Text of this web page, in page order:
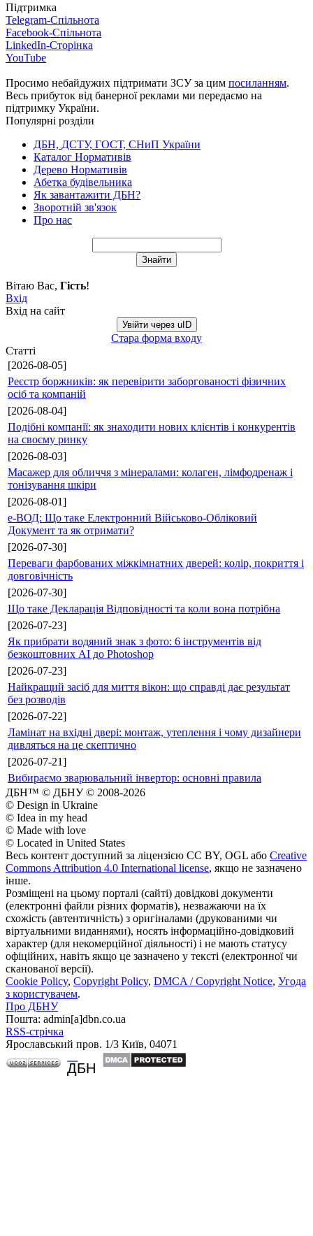
Підтримка
Telegram-Спільнота
Facebook-Спільнота
LinkedIn-Сторінка
YouTube
Просимо небайдужих підтримати ЗСУ за цим посиланням.
Весь прибуток від банерної реклами ми передаємо на
підтримку України.
Популярні розділи
ДБН, ДСТУ, ГОСТ, СНиП України
Каталог Нормативів
Дерево Нормативів
Абетка будівельника
Як завантажити ДБН?
Зворотній зв'язок
Про нас
Вітаю Вас, Гість!
Вхід
Вхід на сайт
Увійти через uID
Стара форма входу
Статті
[2026-08-05]
Реєстр боржників: як перевірити заборгованості фізичних
осіб та компаній
[2026-08-04]
Подібні компанії: як знаходити нових клієнтів і конкурентів
на своєму ринку
[2026-08-03]
Масажер для обличчя з мінералами: колаген, лімфодренаж і
тонізування шкіри
[2026-08-01]
е-ВОД: Що таке Електронний Військово-Обліковий
Документ та як отримати?
[2026-07-30]
Переваги фарбованих міжкімнатних дверей: колір, покриття і
довговічність
[2026-07-30]
Що таке Декларація Відповідності та коли вона потрібна
[2026-07-23]
Як прибрати водяний знак з фото: 6 інструментів від
безкоштовних AI до Photoshop
[2026-07-23]
Найкращий засіб для миття вікон: що справді дає результат
без розводів
[2026-07-22]
Ламінат на вхідні двері: монтаж, утеплення і чому дизайнери
дивляться на це скептично
[2026-07-21]
Вибираємо зварювальний інвертор: основні правила
ДБН™ © ДБНУ © 2008-2026
© Design in Ukraine
© Idea in my head
© Made with love
© Located in United States
Весь контент доступний за ліцензією CC BY, OGL або Creative
Commons Attribution 4.0 International license, якщо не зазначено
інше.
Розміщені на цьому порталі (сайті) довідкові документи
(електронні файли різних форматів), незважаючи на їх
схожість (автентичність) з оригіналами (друкованими чи
віртуальними виданнями), носять інформаційно-довідковий
характер (для некомерційної діяльності) і не мають статусу
офіційних, навіть якщо це зазначено у тексті (електронної чи
сканованої версії).
Cookie Policy, Copyright Policy, DMCA / Copyright Notice, Угода
з користувачем.
Про ДБНУ
Пошта: admin[а]dbn.co.ua
RSS-стрічка
Ярославський пров. 1/3 Київ, 04071